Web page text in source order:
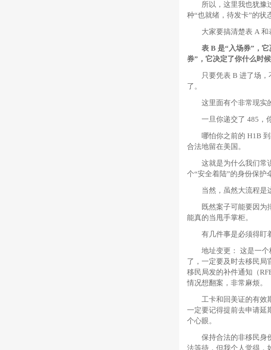
所以，这里我也犹豫
种“也就绪，待发卡”的状
大家要搞清楚表 A 和
表 B 是“入场券”，
券”，它决定了你什么时
只要凭表 B 进了场
了。
这里面有个非常现实
一旦你递交了 485，
哪怕你之前的 H1B
合法地留在美国。
这就是为什么我们常
个“安全着陆”的身份保护
当然，虽然大流程是
既然案子可能要因为
能真的当甩手掌柜。
有几件事是必须得盯
地址变更： 这是一
了，一定要及时去移民局
移民局发的补件通知（
情况想翻案，非常麻烦。
工卡和回美证的有效
一定要记得提前去申请延
个心眼。
保持合法的非移民身
法等待，但我个人觉得，